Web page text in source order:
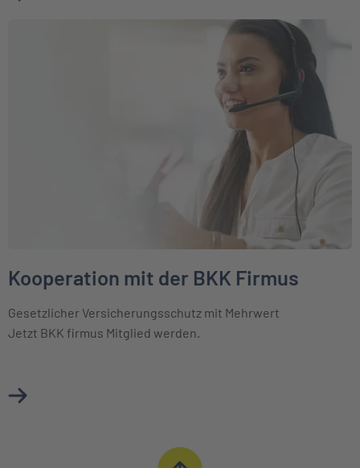
Kooperation mit der BKK Firmus
Gesetzlicher Versicherungsschutz mit Mehrwert
Jetzt BKK firmus Mitglied werden.
Mehr über Kooperation mit der BKK Firmus erfahren